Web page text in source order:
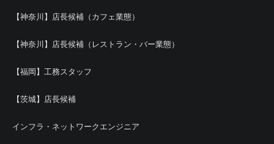
【神奈川】店長候補（カフェ業態）
【神奈川】店長候補（レストラン・バー業態）
【福岡】工務スタッフ
【茨城】店長候補
インフラ・ネットワークエンジニア